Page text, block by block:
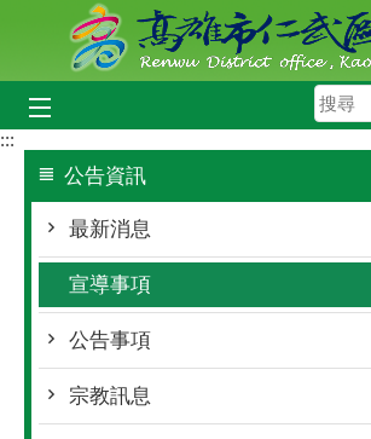
跳到主要內容區塊
:::
公告資訊
最新消息
宣導事項
公告事項
宗教訊息